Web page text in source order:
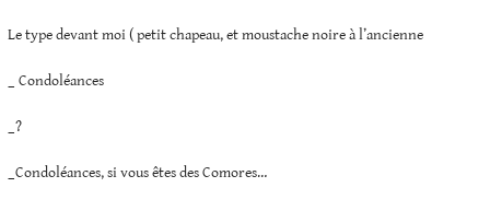
Le type devant moi ( petit chapeau, et moustache noire à l’ancienne
_ Condoléances
_?
_Condoléances, si vous êtes des Comores…